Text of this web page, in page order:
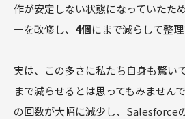
作が安定しない状態になっていたた
ーを改修し、 4個にまで減らして整
実は、この多さに私たち自身も驚い
まで減らせるとは思ってもみません
の回数が大幅に減少し、Salesforce